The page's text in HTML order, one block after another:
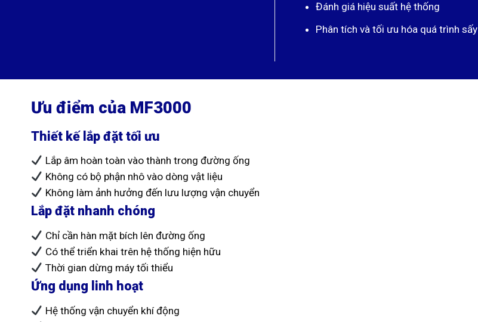
Đánh giá hiệu suất hệ thống
Phân tích và tối ưu hóa quá trình sấy
Ưu điểm của MF3000
Thiết kế lắp đặt tối ưu
Lắp âm hoàn toàn vào thành trong đường ống
Không có bộ phận nhô vào dòng vật liệu
Không làm ảnh hưởng đến lưu lượng vận chuyển
Lắp đặt nhanh chóng
Chỉ cần hàn mặt bích lên đường ống
Có thể triển khai trên hệ thống hiện hữu
Thời gian dừng máy tối thiểu
Ứng dụng linh hoạt
Hệ thống vận chuyển khí động